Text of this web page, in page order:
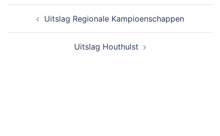
Uitslag Regionale Kampioenschappen
Uitslag Houthulst